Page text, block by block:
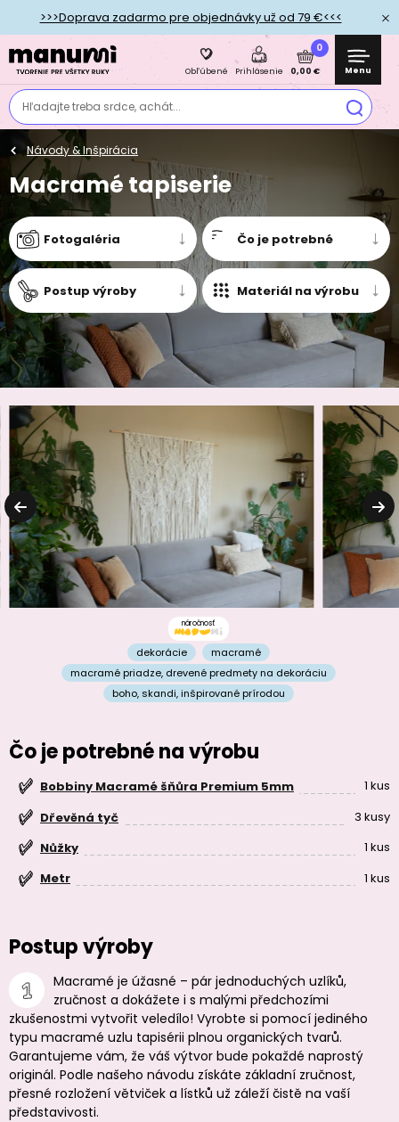
>>>Doprava zadarmo pre objednávky už od 79 €<<<
Hľadajte treba srdce, achát...
Obľúbené Prihlásenie
0
0,00 € Menu
Návody & Inšpirácia
Macramé tapiserie
Fotogaléria Čo je potrebné
Postup výroby Materiál na výrobu
náročnosť
dekorácie
macramé
macramé priadze, drevené predmety na dekoráciu
boho, skandi,inšpirované prírodou
Čo je potrebné na výrobu
Bobbiny Macramé šňůra Premium 5mm
1 kus
Dřevěná tyč
3 kusy
Nůžky
1 kus
Metr
1 kus
Postup výroby
Macramé je úžasné – pár jednoduchých uzlíků,
zručnost a dokážete i s malými předchozími
zkušenostmi vytvořit veledílo! Vyrobte si pomocí jediného
typu macramé uzlu tapisérii plnou organických tvarů.
Garantujeme vám, že váš výtvor bude pokaždé naprostý
originál. Podle našeho návodu získáte základní zručnost,
přesné rozložení větviček a lístků už záleží čistě na vaší
představivosti.